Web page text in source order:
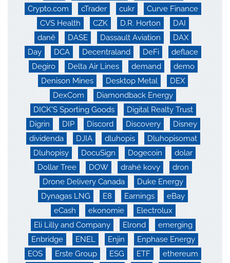
Crypto.com
cTrader cukr
Curve Finance
CVS Health
CZK D.R. Horton
DAI
daně
DASE Dassault Aviation
DAX
Day
DCA Decentraland DeFi
deflace
Degiro
Delta Air Lines demand
demo
Denison Mines
Desktop Metal
DEX
DexCom
Diamondback Energy
DICK'S Sporting Goods
Digital Realty Trust
Digrin
DIP Discord Discovery
Disney
dividenda
DJIA dluhopis
Dluhopisomat
Dluhopisy
DocuSign Dogecoin
dolar
Dollar Tree
DOW drahé kovy
dron
Drone Delivery Canada
Duke Energy
Dynagas LNG
E8 Earnings
eBay
eCash
ekonomie
Electrolux
Eli Lilly and Company
Elrond
emerging
Enbridge
ENEL Enjin
Enphase Energy
EOS
Erste Group ESG ETF
ethereum